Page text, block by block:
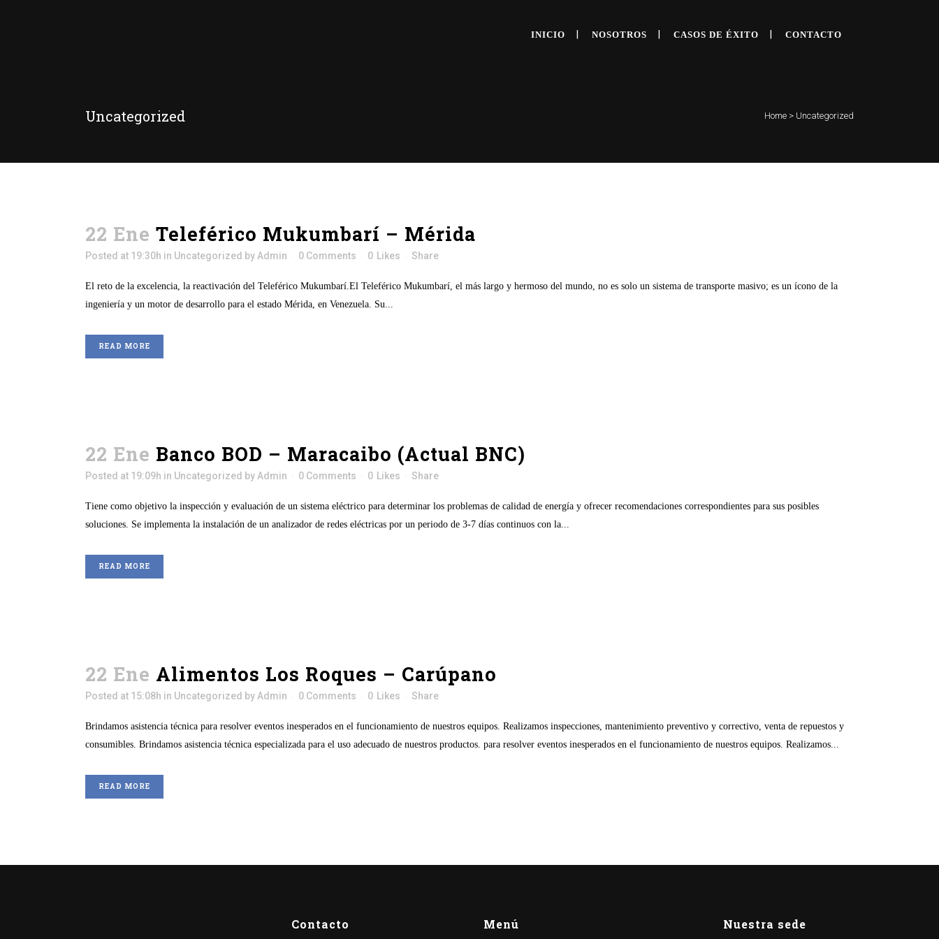
INICIO NOSOTROS CASOS DE ÉXITO CONTACTO
Uncategorized Home > Uncategorized
22 Ene Teleférico Mukumbarí – Mérida
Posted at 19:30h in Uncategorized by Admin 0 Comments 0 Likes Share
El reto de la excelencia, la reactivación del Teleférico Mukumbarí.El Teleférico Mukumbarí, el más largo y hermoso del mundo, no es solo un sistema de transporte masivo; es un ícono de la
ingeniería y un motor de desarrollo para el estado Mérida, en Venezuela. Su...
READ MORE
22 Ene Banco BOD – Maracaibo (Actual BNC)
Posted at 19:09h in Uncategorized by Admin 0 Comments 0 Likes Share
Tiene como objetivo la inspección y evaluación de un sistema eléctrico para determinar los problemas de calidad de energía y ofrecer recomendaciones correspondientes para sus posibles
soluciones. Se implementa la instalación de un analizador de redes eléctricas por un periodo de 3-7 días continuos con la...
READ MORE
22 Ene Alimentos Los Roques – Carúpano
Posted at 15:08h in Uncategorized by Admin 0 Comments 0 Likes Share
Brindamos asistencia técnica para resolver eventos inesperados en el funcionamiento de nuestros equipos. Realizamos inspecciones, mantenimiento preventivo y correctivo, venta de repuestos y
consumibles. Brindamos asistencia técnica especializada para el uso adecuado de nuestros productos. para resolver eventos inesperados en el funcionamiento de nuestros equipos. Realizamos...
READ MORE
Contacto Menú Nuestra sede